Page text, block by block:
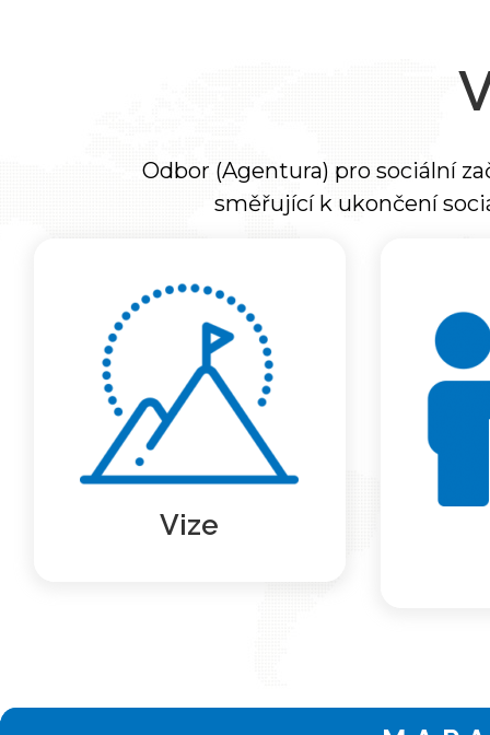
Odbor (Agentura) pro sociální
směřující k ukončení
Vize
Agentura pro sociální
začleňování v souladu se
Strategií Česká republika
2030 na základě objektivních
dat a s využitím svého
odborného know-how
prosazuje společenskou
změnu směřující k ukončení
sociálního vyloučení v České
republice.
Více …